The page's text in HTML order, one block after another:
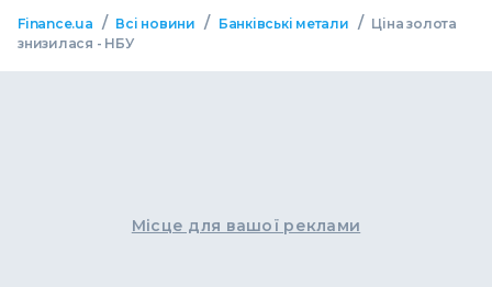
Finance.ua / Всі новини / Банківські метали / Ціна золота
знизилася - НБУ
Місце для вашої реклами